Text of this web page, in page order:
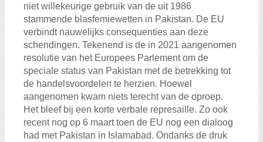
niet willekeurige gebruik van de uit 1986
stammende blasfemiewetten in Pakistan. De EU
verbindt nauwelijks consequenties aan deze
schendingen. Tekenend is de in 2021 aangenomen
resolutie van het Europees Parlement om de
speciale status van Pakistan met de betrekking tot
de handelsvoordelen te herzien. Hoewel
aangenomen kwam niets terecht van de oproep.
Het bleef bij een korte verbale represaille. Zo ook
recent nog op 6 maart toen de EU nog een dialoog
had met Pakistan in Islamabad. Ondanks de druk